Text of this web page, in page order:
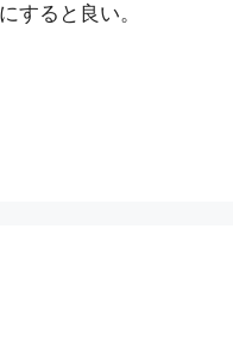
すると良い。